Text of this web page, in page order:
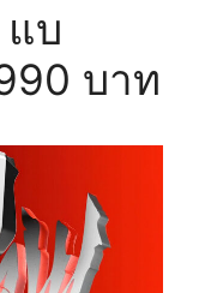
แบ
บาท